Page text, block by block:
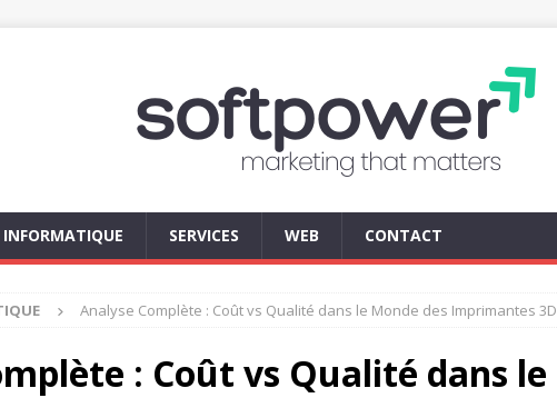
INFORMATIQUE SERVICES WEB CONTACT
Analyse Complète : Coût vs Qualité dans le Monde des Imprimantes 3D
: Coût vs Qualité dans le